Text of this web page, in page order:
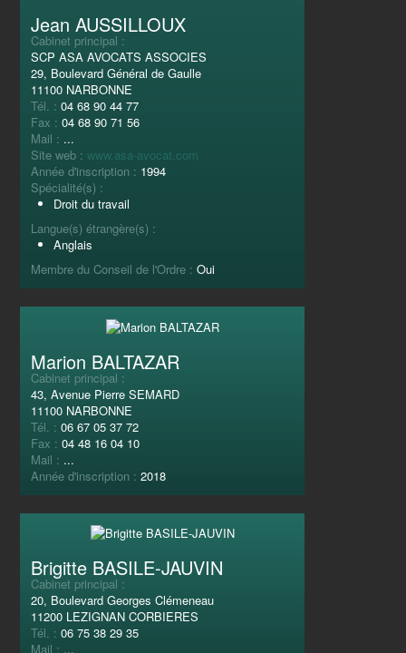
Jean AUSSILLOUX
Cabinet principal :
SCP ASA AVOCATS ASSOCIES
29, Boulevard Général de Gaulle
11100 NARBONNE
Tél. :04 68 90 44 77
Fax :04 68 90 71 56
Mail : ...
Site web :www.asa-avocat.com
Année d'inscription : 1994
Spécialité(s) :
Droit du travail
Langue(s) étrangère(s) :
Anglais
Membre du Conseil de l'Ordre :Oui
Marion BALTAZAR
Cabinet principal :
43, Avenue Pierre SEMARD
11100 NARBONNE
Tél. :06 67 05 37 72
Fax :04 48 16 04 10
Mail : ...
Année d'inscription :2018
Brigitte BASILE-JAUVIN
Cabinet principal :
20, Boulevard Georges Clémeneau
11200 LEZIGNAN CORBIERES
Tél. :06 75 38 29 35
Mail : ...